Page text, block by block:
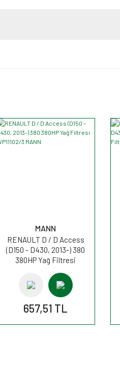
MANN
RENAULT D / D Access
(D150 - D430, 2013-) 380
380HP Yağ Filtresi
657,51 TL